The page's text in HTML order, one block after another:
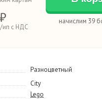
ип с НДС
начислим 39
Разноцветный
City
Lego